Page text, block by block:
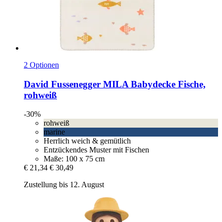
2 Optionen
David Fussenegger MILA Babydecke Fische,
rohweiß
-30%
rohweiß
marine
Herrlich weich & gemütlich
Entzückendes Muster mit Fischen
Maße: 100 x 75 cm
€ 21,34 € 30,49
Zustellung bis 12. August